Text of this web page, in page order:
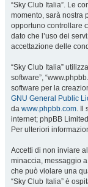
“Sky Club Italia”. Le
momento, sarà nostra
opportuno controllare
dato che l’uso dei
accettazione delle
“Sky Club Italia”
software”,
software per la
GNU General Public
da www.phpbb.com. Il
internet; phpBB
Per ulteriori
Accetti di non inviare
minaccia, messaggio
che può violare una
“Sky Club Italia” è